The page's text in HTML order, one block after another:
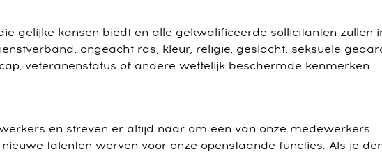
gelijke kansen biedt en alle gekwalificeerde sollicitanten zullen
ongeacht ras, kleur, religie, geslacht, seksuele
veteranenstatus of andere wettelijk beschermde kenmerken.
en streven er altijd naar om een van onze medewerkers
talenten werven voor onze openstaande functies. Als je